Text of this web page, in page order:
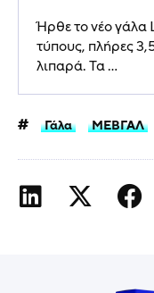
Ήρθε το νέο
τύπους, πλήρες
λιπαρά. Τα ...
Γάλα ΜΕΒΓΑΛ